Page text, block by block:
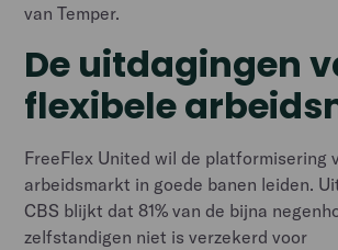
van Temper.
De uitdagingen
flexibele
FreeFlex United wil de platformisering
arbeidsmarkt in goede banen leiden.
CBS blijkt dat 81% van de bijna
zelfstandigen niet is verzekerd voor